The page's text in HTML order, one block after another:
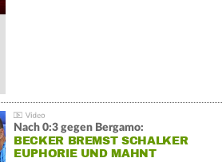
Nach 0:3 gegen Bergamo:
BECKER BREMST SCHALKER
EUPHORIE UND MAHNT